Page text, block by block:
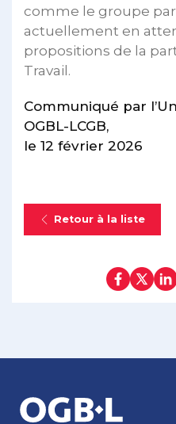
comme le groupe
actuellement en
propositions de la
Travail.
Communiqué par
OGBL-LCGB,
le 12 février 2026
Retour à la liste